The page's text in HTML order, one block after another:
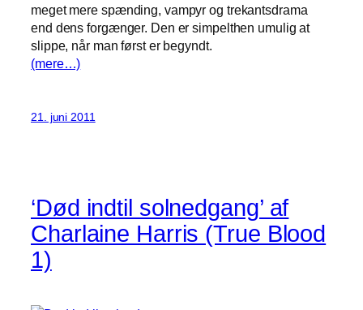
meget mere spænding, vampyr og trekantsdrama
end dens forgænger. Den er simpelthen umulig at
slippe, når man først er begyndt.
(mere…)
21. juni 2011
‘Død indtil solnedgang’ af
Charlaine Harris (True Blood
1)